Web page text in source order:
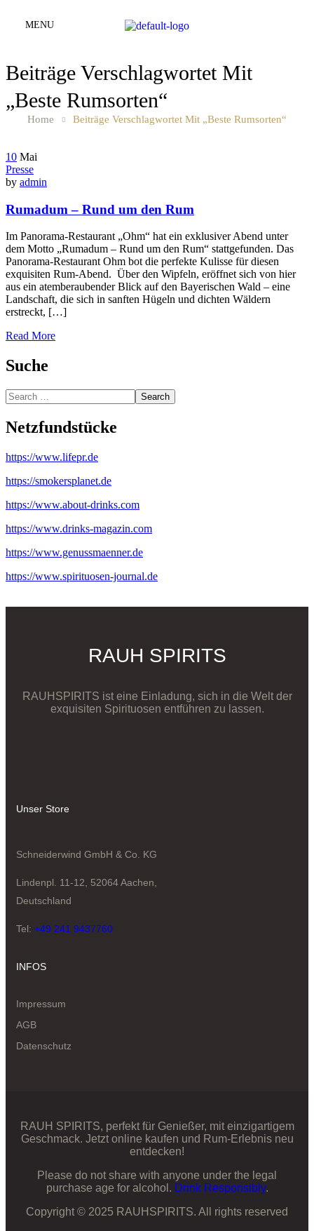
MENU
Beiträge Verschlagwortet Mit
„beste Rumsorten“
Home Beiträge Verschlagwortet Mit „beste Rumsorten“
10 Mai
Presse
by admin
Rumadum – Rund um den Rum
Im Panorama-Restaurant „Ohm“ hat ein exklusiver Abend unter
dem Motto „Rumadum – Rund um den Rum“ stattgefunden. Das
Panorama-Restaurant Ohm bot die perfekte Kulisse für diesen
exquisiten Rum-Abend. Über den Wipfeln, eröffnet sich von hier
aus ein atemberaubender Blick auf den Bayerischen Wald – eine
Landschaft, die sich in sanften Hügeln und dichten Wäldern
erstreckt, […]
Read More
Suche
Search
Netzfundstücke
https://www.lifepr.de
https://smokersplanet.de
https://www.about-drinks.com
https://www.drinks-magazin.com
https://www.genussmaenner.de
https://www.spirituosen-journal.de
RAUH SPIRITS
RAUHSPIRITS ist eine Einladung, sich in die Welt der
exquisiten Spirituosen entführen zu lassen.
Unser Store
Schneiderwind GmbH & Co. KG
Lindenpl. 11-12, 52064 Aachen,
Deutschland
Tel: +49 241 9437760
INFOS
Impressum
AGB
Datenschutz
RAUH SPIRITS, perfekt für Genießer, mit einzigartigem
Geschmack. Jetzt online kaufen und Rum-Erlebnis neu
entdecken!
Please do not share with anyone under the legal
purchase age for alcohol. Drink Responsibly.
Copyright © 2025 RAUHSPIRITS. All rights reserved